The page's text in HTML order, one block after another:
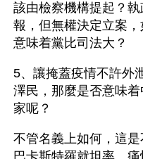
該由檢察機構提起？
報，但無權決定立案
意味着黨比司法大？
5、讓掩蓋疫情不許外
澤民，那麼是否意味
家呢？
不管名義上如何，這
巴卡斯特羅就坦率、